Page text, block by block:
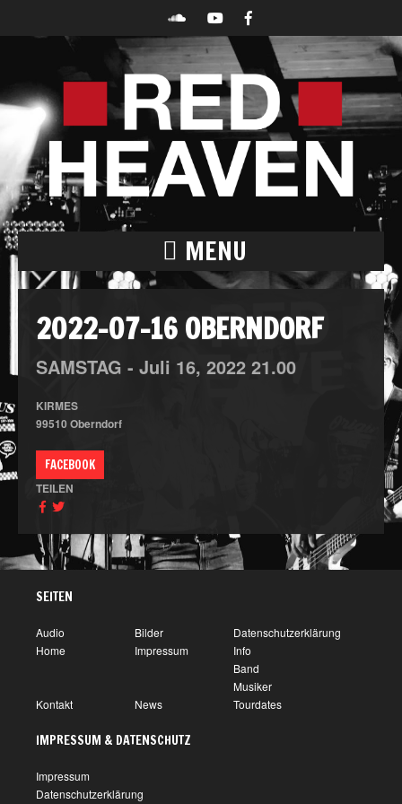
MENU
2022-07-16 OBERNDORF
SAMSTAG - Juli 16, 2022 21.00
KIRMES
99510 Oberndorf
FACEBOOK
TEILEN
SEITEN
Audio Bilder
Datenschutzerklärung
Home
Impressum
Info
Band
Musiker
Kontakt
News Tourdates
IMPRESSUM & DATENSCHUTZ
Impressum
Datenschutzerklärung